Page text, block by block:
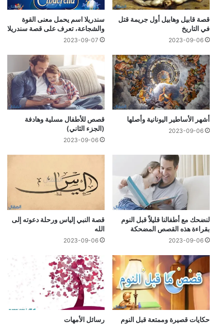
قصة قابیل وھابیل أول جريمة قتل
في التاريخ
2023-09-06
سندريلا اسم يحمل معنى القوة
والشجاعة، تعرف على قصة سندريلا
2023-09-07
أشهر الأساطير اليونانية وأصلها
2023-09-06
قصص للأطفال مسلية وهادفة
(الجزء الثاني)
2023-09-06
لنضحك مع أطفالنا قليلاً قبل النوم
بقراءة هذه القصص المضحكة
2023-09-06
قصة النبي إلياس ورحلة دعوته إلى
الله
2023-09-06
حكايات قصيرة وممتعة قبل النوم رسائل الأمهات